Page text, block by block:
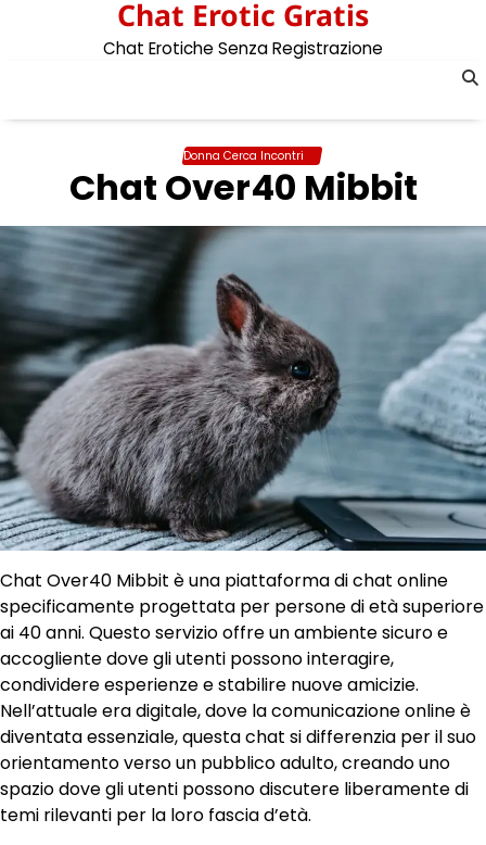
Chat Erotic Gratis
Chat Erotiche Senza Registrazione
Donna Cerca Incontri
Chat Over40 Mibbit
Chat Over40 Mibbit è una piattaforma di chat online
specificamente progettata per persone di età superiore
ai 40 anni. Questo servizio offre un ambiente sicuro e
accogliente dove gli utenti possono interagire,
condividere esperienze e stabilire nuove amicizie.
Nell’attuale era digitale, dove la comunicazione online è
diventata essenziale, questa chat si differenzia per il suo
orientamento verso un pubblico adulto, creando uno
spazio dove gli utenti possono discutere liberamente di
temi rilevanti per la loro fascia d’età.